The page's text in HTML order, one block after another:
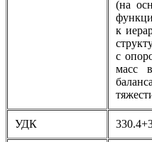
(на
к
с
масс
УДК